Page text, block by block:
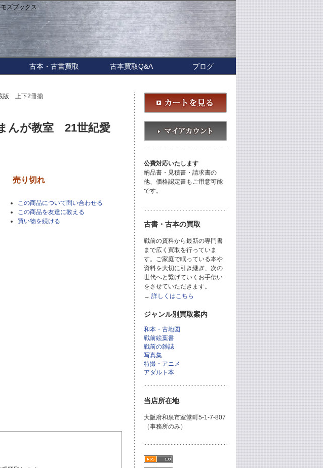
ズブックス
古本・古書買取 古本買取Q&A ブログ
版 上下2冊揃
んが教室 21世紀愛
売り切れ
この商品について問い合わせる
この商品を友達に教える
買い物を続ける
公費対応いたします
納品書・見積書・請求書の
他、価格認定書もご用意可能
です。
古書・古本の買取
戦前の資料から最新の専門書
まで広く買取を行っていま
す。ご家庭で眠っている本や
資料を大切に引き継ぎ、次の
世代へと繋げていくお手伝い
をさせていただきます。
→ 詳しくはこちら
ジャンル別買取案内
和本・古地図
戦前絵葉書
戦前の雑誌
写真集
特撮・アニメ
アダルト本
当店所在地
大阪府和泉市室堂町5-1-7-807
（事務所のみ）